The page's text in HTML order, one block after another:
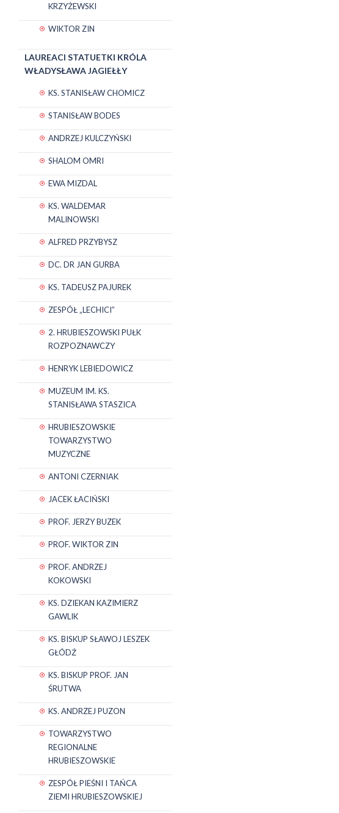
KRZYŻEWSKI
WIKTOR ZIN
LAUREACI STATUETKI KRÓLA
WŁADYSŁAWA JAGIEŁŁY
KS. STANISŁAW CHOMICZ
STANISŁAW BODES
ANDRZEJ KULCZYŃSKI
SHALOM OMRI
EWA MIZDAL
KS. WALDEMAR
MALINOWSKI
ALFRED PRZYBYSZ
DC. DR JAN GURBA
KS. TADEUSZ PAJUREK
ZESPÓŁ „LECHICI”
2. HRUBIESZOWSKI PUŁK
ROZPOZNAWCZY
HENRYK LEBIEDOWICZ
MUZEUM IM. KS.
STANISŁAWA STASZICA
HRUBIESZOWSKIE
TOWARZYSTWO
MUZYCZNE
ANTONI CZERNIAK
JACEK ŁACIŃSKI
PROF. JERZY BUZEK
PROF. WIKTOR ZIN
PROF. ANDRZEJ
KOKOWSKI
KS. DZIEKAN KAZIMIERZ
GAWLIK
KS. BISKUP SŁAWOJ LESZEK
GŁÓDŹ
KS. BISKUP PROF. JAN
ŚRUTWA
KS. ANDRZEJ PUZON
TOWARZYSTWO
REGIONALNE
HRUBIESZOWSKIE
ZESPÓŁ PIEŚNI I TAŃCA
ZIEMI HRUBIESZOWSKIEJ